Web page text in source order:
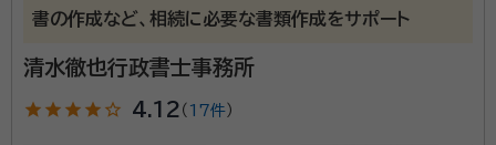
資格等：行政書士, ファイナンシャルプランナー1級、宅地建物取引
士
所属団体：群馬県行政書士会
書の作成など、相続に必要な書類作成をサポート
清水徹也行政書士事務所
star star star star star_outline 4.12 （ 17件）